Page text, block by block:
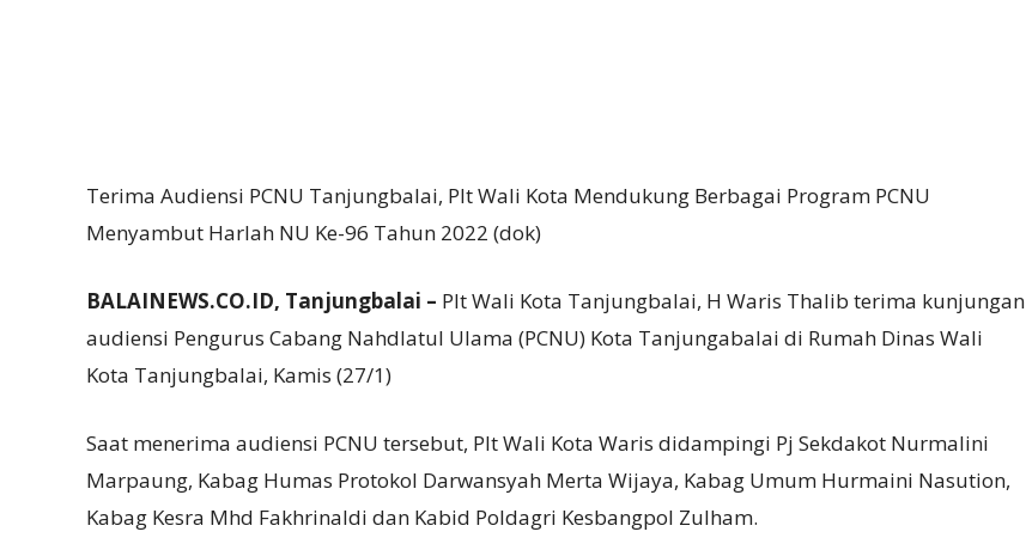
Terima Audiensi PCNU Tanjungbalai, Plt Wali Kota Mendukung Berbagai Program PCNU
Menyambut Harlah NU Ke-96 Tahun 2022 (dok)
BALAINEWS.CO.ID, Tanjungbalai – Plt Wali Kota Tanjungbalai, H Waris Thalib terima kunjungan
audiensi Pengurus Cabang Nahdlatul Ulama (PCNU) Kota Tanjungabalai di Rumah Dinas Wali
Kota Tanjungbalai, Kamis (27/1)
Saat menerima audiensi PCNU tersebut, Plt Wali Kota Waris didampingi Pj Sekdakot Nurmalini
Marpaung, Kabag Humas Protokol Darwansyah Merta Wijaya, Kabag Umum Hurmaini Nasution,
Kabag Kesra Mhd Fakhrinaldi dan Kabid Poldagri Kesbangpol Zulham.